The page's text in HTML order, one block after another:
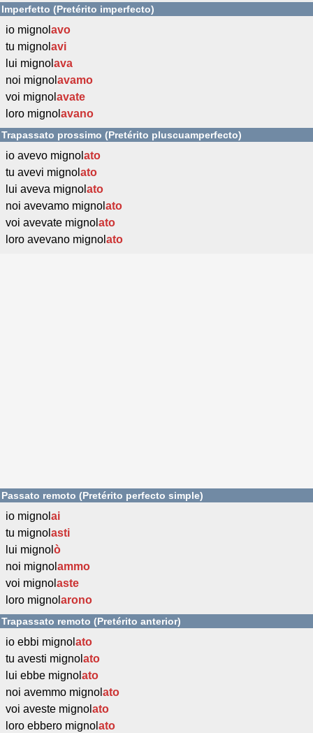
Imperfetto (Pretérito imperfecto)
io mignol avo
tu mignol avi
lui mignol ava
noi mignol avamo
voi mignol avate
loro mignol avano
Trapassato prossimo (Pretérito pluscuamperfecto)
io avevo mignol ato
tu avevi mignol ato
lui aveva mignol ato
noi avevamo mignol ato
voi avevate mignol ato
loro avevano mignol ato
Passato remoto (Pretérito perfecto simple)
io mignol ai
tu mignol asti
lui mignol ò
noi mignol ammo
voi mignol aste
loro mignol arono
Trapassato remoto (Pretérito anterior)
io ebbi mignol ato
tu avesti mignol ato
lui ebbe mignol ato
noi avemmo mignol ato
voi aveste mignol ato
loro ebbero mignol ato